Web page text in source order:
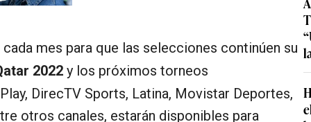
mes para que las selecciones continúen su
2022 y los próximos torneos
DirecTV Sports, Latina, Movistar Deportes,
otros canales, estarán disponibles para